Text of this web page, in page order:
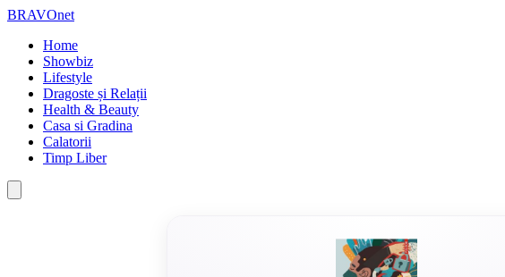
BRAVOnet
Home
Showbiz
Lifestyle
Dragoste și Relații
Health & Beauty
Casa si Gradina
Calatorii
Timp Liber